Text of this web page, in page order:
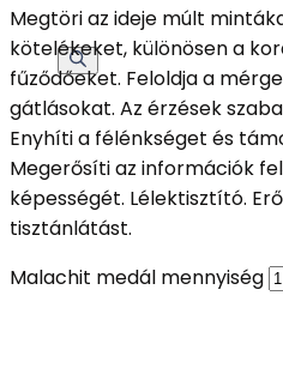
Megtöri az ideje múlt
kötelékeket, különösen a
fűződőeket. Feloldja a
gátlásokat. Az érzések
Enyhíti a félénkséget és
Megerősíti az információk
képességét. Lélektisztító.
tisztánlátást.
Malachit medál mennyiség